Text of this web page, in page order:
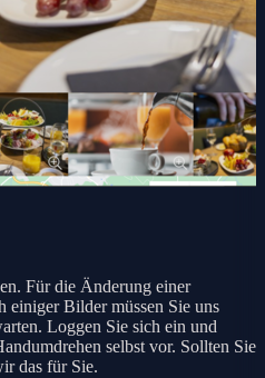
Für die Änderung einer
einiger Bilder müssen Sie uns
Loggen Sie sich ein und
selbst vor. Sollten Sie
das für Sie.